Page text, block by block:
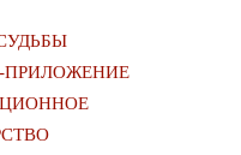
ПРИЛОЖЕНИЕ